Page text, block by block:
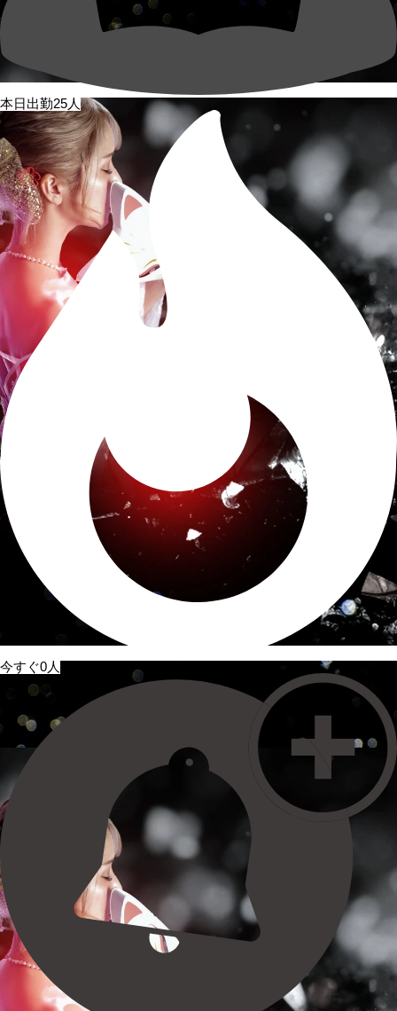
本日出勤25人
今すぐ0人